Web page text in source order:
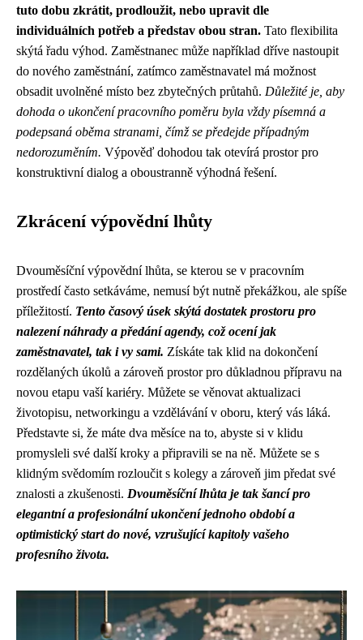
tuto dobu zkrátit, prodloužit, nebo upravit dle
individuálních potřeb a představ obou stran. Tato flexibilita
skýtá řadu výhod. Zaměstnanec může například dříve nastoupit
do nového zaměstnání, zatímco zaměstnavatel má možnost
obsadit uvolněné místo bez zbytečných průtahů. Důležité je, aby
dohoda o ukončení pracovního poměru byla vždy písemná a
podepsaná oběma stranami, čímž se předejde případným
nedorozuměním. Výpověď dohodou tak otevírá prostor pro
konstruktivní dialog a oboustranně výhodná řešení.
Zkrácení výpovědní lhůty
Dvouměsíční výpovědní lhůta, se kterou se v pracovním
prostředí často setkáváme, nemusí být nutně překážkou, ale spíše
příležitostí. Tento časový úsek skýtá dostatek prostoru pro
nalezení náhrady a předání agendy, což ocení jak
zaměstnavatel, tak i vy sami. Získáte tak klid na dokončení
rozdělaných úkolů a zároveň prostor pro důkladnou přípravu na
novou etapu vaší kariéry. Můžete se věnovat aktualizaci
životopisu, networkingu a vzdělávání v oboru, který vás láká.
Představte si, že máte dva měsíce na to, abyste si v klidu
promysleli své další kroky a připravili se na ně. Můžete se s
klidným svědomím rozloučit s kolegy a zároveň jim předat své
znalosti a zkušenosti. Dvouměsíční lhůta je tak šancí pro
elegantní a profesionální ukončení jednoho období a
optimistický start do nové, vzrušující kapitoly vašeho
profesního života.